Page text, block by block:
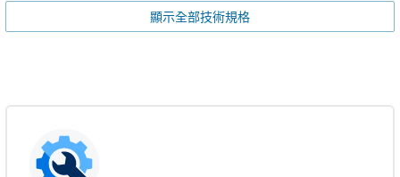
顯示全部技術規格